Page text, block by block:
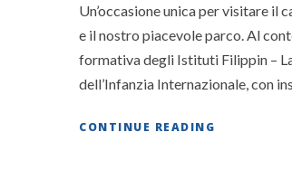
Un’occasione unica per visitare
e il nostro piacevole parco. Al
formativa degli Istituti Filippin –
dell’Infanzia Internazionale, con
CONTINUE READING